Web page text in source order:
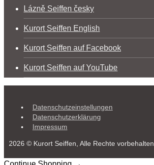
Lázně Seiffen česky
Kurort Seiffen English
Kurort Seiffen auf Facebook
Kurort Seiffen auf YouTube
Datenschutzeinstellungen
Datenschutzerklärung
Impressum
2026 © Kurort Seiffen, Alle Rechte vorbehalten